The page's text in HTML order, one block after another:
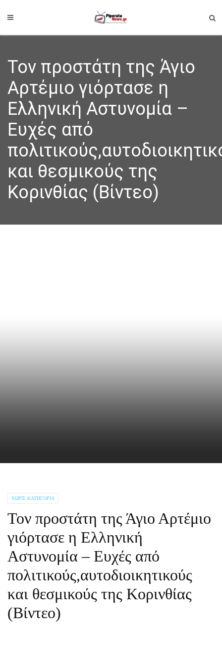
Τον προστάτη της Άγιο
Αρτέμιο γιόρτασε η
Ελληνική Αστυνομία –
Ευχές από
και θεσμικούς της
Κορινθίας (Βίντεο)
ΧΩΡΊΣ ΚΑΤΗΓΟΡΊΑ
Τον προστάτη της Άγιο Αρτέμιο
γιόρτασε η Ελληνική
Αστυνομία – Ευχές από
πολιτικούς,αυτοδιοικητικούς
και θεσμικούς της Κορινθίας
(Βίντεο)